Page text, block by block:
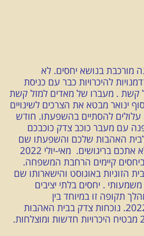
מורכבת בנושא יחסים. לא
להיכרויות כבר עם כניסת
קשת . מעברו של מאדים למזל קשת
ינואר מבטא את הצרכים לשינויים
עלולים להסתיים בהשפעתו. חודש
מפנה עם מעבר כוכב צדק כוכבכם
האהבות שלכם והשפעתו שם
עד מאי 2023. תמלא אתכם בריגושים. מאי-יולי 2022
קיימים הרחבת המשפחה.
הזוגיות באוגוסט והישארותו שם
2023 יהיה משמעותי . יחסים בלתי יציבים
תקופה זו במיוחד בין
אוקטובר-לנובמבר 2022. נוכחות צדק בבית האהבות